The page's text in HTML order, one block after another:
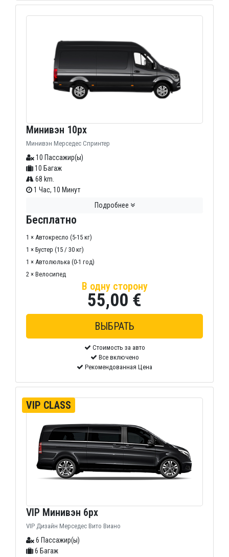
Минивэн 10px
Минивэн Мерседес Спринтер
10 Пассажир(ы)
10 Багаж
68 km.
1 Час, 10 Минут
Подробнее
Бесплатно
1 × Автокресло (5-15 кг)
1 × Бустер (15 / 30 кг)
1 × Автолюлька (0-1 год)
2 × Велосипед
В одну сторону
55,00 €
Стоимость за авто
Все включено
Рекомендованная Цена
VIP CLASS
VIP Минивэн 6px
VIP Дизайн Мерседес Вито Виано
6 Пассажир(ы)
6 Багаж